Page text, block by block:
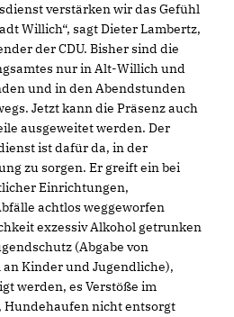
verstärken wir das Gefühl
Willich“, sagt Dieter Lambertz,
der CDU. Bisher sind die
nur in Alt-Willich und
und in den Abendstunden
Jetzt kann die Präsenz auch
ausgeweitet werden. Der
ist dafür da, in der
zu sorgen. Er greift ein bei
Einrichtungen,
achtlos weggeworfen
exzessiv Alkohol getrunken
(Abgabe von
Kinder und Jugendliche),
werden, es Verstöße im
Hundehaufen nicht entsorgt